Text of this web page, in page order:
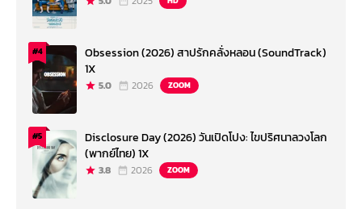
#4
Obsession (2026) สาปรักคลั่งหลอน (SoundTrack)
1X
5.0 2026 ZOOM
#5
Disclosure Day (2026) วันเปิดโปง: ไขปริศนาลวงโลก
(พากย์ไทย) 1X
3.8 2026 ZOOM